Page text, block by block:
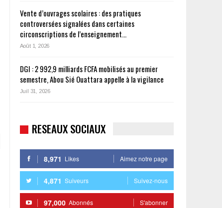
Vente d’ouvrages scolaires : des pratiques
controversées signalées dans certaines
circonscriptions de l’enseignement…
Août 1, 2026
DGI : 2 992,9 milliards FCFA mobilisés au premier
semestre, Abou Sié Ouattara appelle à la vigilance
Juil 31, 2026
RESEAUX SOCIAUX
8,971 Likes Aimez notre page
4,871 Suiveurs Suivez-nous
97,000 Abonnés S'abonner